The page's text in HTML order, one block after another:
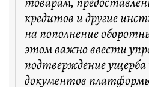
кредитов и другие
на пополнение
этом важно ввести
подтверждение ущерба
документов